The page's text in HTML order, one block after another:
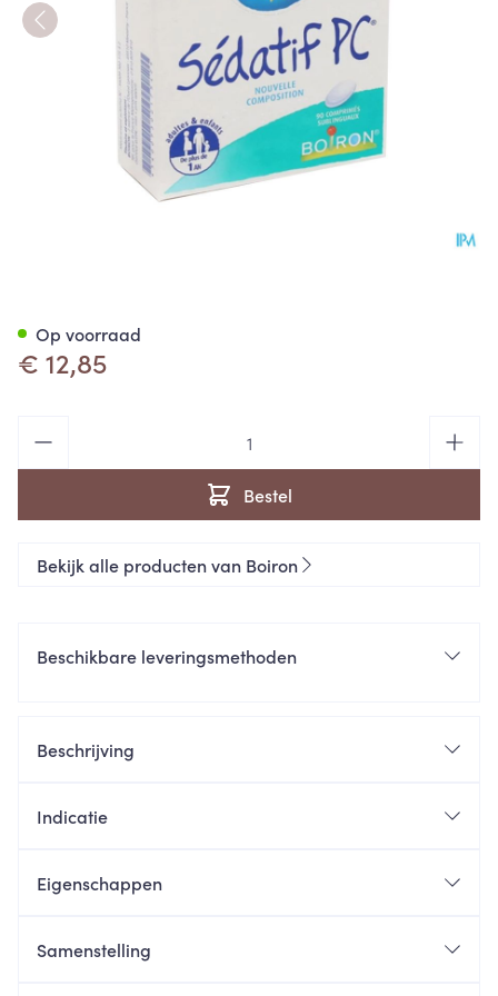
€ 12,85
Bestel
Op voorraad
Bekijk alle producten van Boiron
Beschikbare leveringsmethoden
Beschrijving
Indicatie
Eigenschappen
Samenstelling